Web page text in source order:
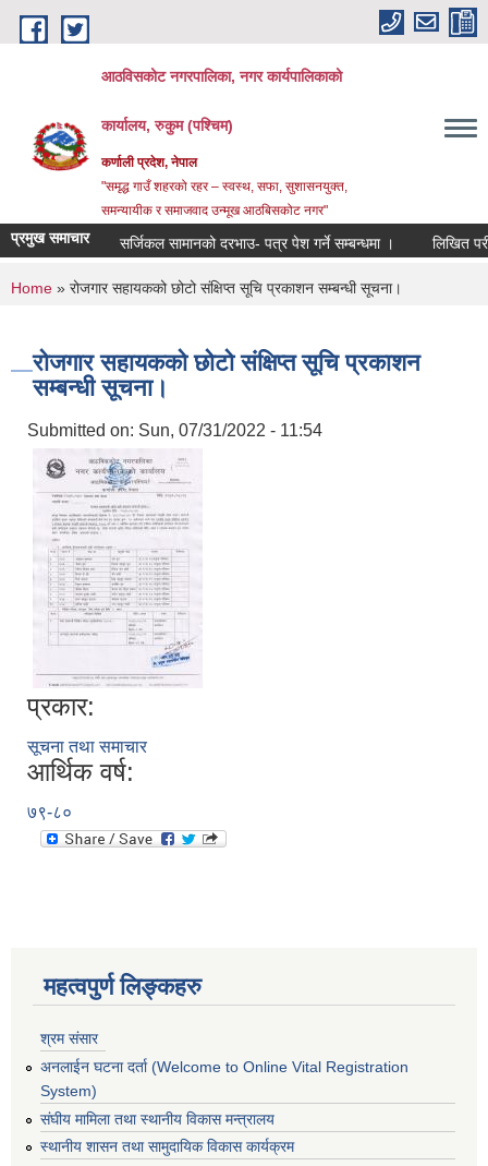
Skip to main content
आठविसकोट नगरपालिका, नगर कार्यपालिकाको
कार्यालय, रुकुम (पश्चिम)
कर्णाली प्रदेश, नेपाल
"समृद्ध गाउँ शहरको रहर – स्वस्थ, सफा, सुशासनयुक्त,
समन्यायीक र समाजवाद उन्मूख आठबिसकोट नगर"
प्रमुख समाचारसर्जिकल सामानको दरभाउ- पत्र पेश गर्ने सम्बन्धमा । लिखित परीक्षाको
You are here
Home » रोजगार सहायकको छोटो संक्षिप्त सूचि प्रकाशन सम्बन्धी सूचना।
रोजगार सहायकको छोटो संक्षिप्त सूचि प्रकाशन
सम्बन्धी सूचना।
Submitted on: Sun, 07/31/2022 - 11:54
प्रकार:
सूचना तथा समाचार
आर्थिक वर्ष:
७९-८०
महत्वपुर्ण लिङ्कहरु
श्रम संसार
अनलाईन घटना दर्ता (Welcome to Online Vital Registration
System)
संघीय मामिला तथा स्थानीय विकास मन्त्रालय
स्थानीय शासन तथा सामुदायिक विकास कार्यक्रम